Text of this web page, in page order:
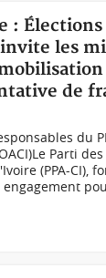
: Élections
les
de
du
Parti
(PPA-CI),